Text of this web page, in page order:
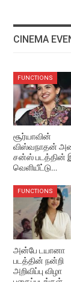
CINEMA
FUNCTIONS
சூர்யாவின்
விஸ்வநாதன்
சன்ஸ் படத்தின்
வெளியீட்டு…
FUNCTIONS
அன்பே டயானா
படத்தின் நன்றி
அறிவிப்பு விழா
விஸ்வநாதன்
படத்தின் இசை
விழா
சூர்யா சார் மேல
சசிகுமார்
ரசித்த அபர்ணா